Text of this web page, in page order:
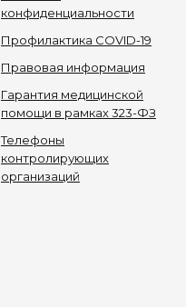
конфиденциальности
Профилактика COVID-19
Правовая информация
Гарантия медицинской
помощи в рамках 323-ФЗ
Телефоны
контролирующих
организаций